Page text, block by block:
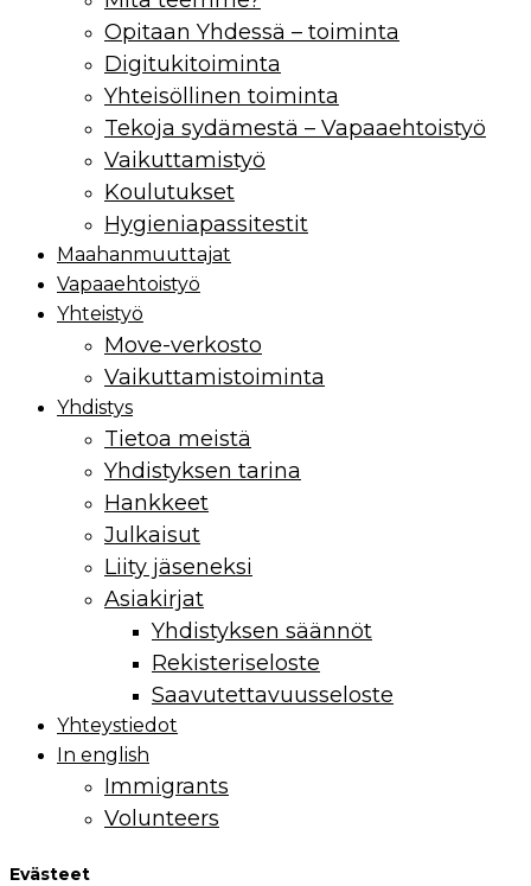
Opitaan Yhdessä – toiminta
Digitukitoiminta
Yhteisöllinen toiminta
Tekoja sydämestä – Vapaaehtoistyö
Vaikuttamistyö
Koulutukset
Hygieniapassitestit
Maahan­muuttajat
Vapaaehtoistyö
Yhteistyö
Move-verkosto
Vaikuttamis­toiminta
Yhdistys
Tietoa meistä
Yhdistyksen tarina
Hankkeet
Julkaisut
Liity jäseneksi
Asiakirjat
Yhdistyksen säännöt
Rekisteriseloste
Saavutettavuusseloste
Yhteystiedot
In english
Immigrants
Volunteers
Evästeet